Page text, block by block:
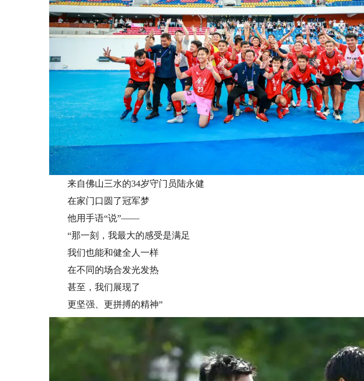
来自佛山三水的34岁守门员陆永健
在家门口圆了冠军梦
他用手语“说”——
“那一刻，我最大的感受是满足
我们也能和健全人一样
在不同的场合发光发热
甚至，我们展现了
更坚强、更拼搏的精神”